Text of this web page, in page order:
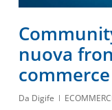
nuova
commerce
Da Digife